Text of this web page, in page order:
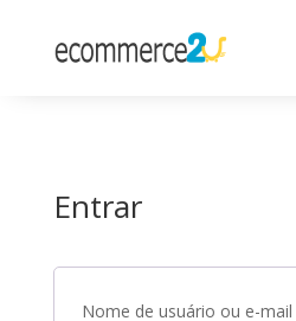
Entrar
Nome de usuário ou e-mail